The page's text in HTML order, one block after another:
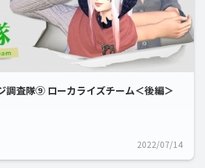
調査隊⑨ ローカライズチーム＜後編＞
2022/07/14